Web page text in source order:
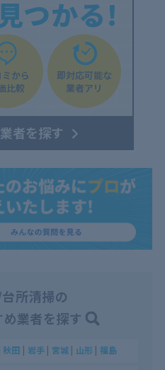
つかる!
から
比較
即対応可能な
業者アリ
者を探す
所清掃の
業者を探す
秋田 岩手| 宮城| 山形|福島